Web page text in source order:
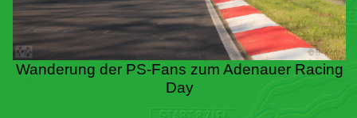
Wanderung der PS-Fans zum Adenauer Racing
Day